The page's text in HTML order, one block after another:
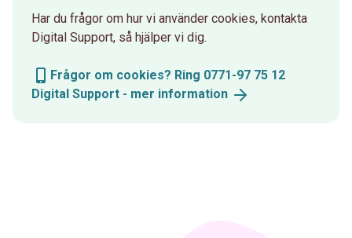
Har du frågor om hur vi använder cookies, kontakta
Digital Support, så hjälper vi dig.
Frågor om cookies? Ring 0771-97 75 12
Digital Support - mer information